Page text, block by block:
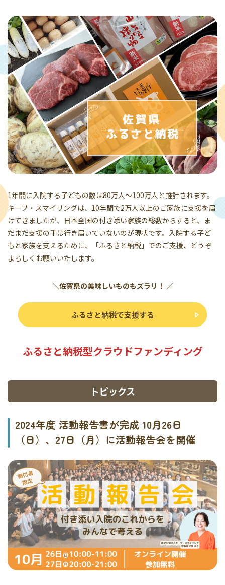
1年間に入院する子どもの数は80万人〜100万人と推計されます。
キープ・スマイリングは、10年間で2万人以上のご家族に支援を届
けてきましたが、日本全国の付き添い家族の総数からすると、ま
だまだ支援の手は行き届いていないのが現状です。入院する子ど
もと家族を支えるために、「ふるさと納税」でのご支援、どうぞ
よろしくお願いいたします。
＼佐賀県の美味しいものもズラリ！ ／
ふるさと納税で支援する
ふるさと納税型クラウドファンディング
トピックス
2024年度 活動報告書が完成 10月26日
（日）、27日（月）に活動報告会を開催